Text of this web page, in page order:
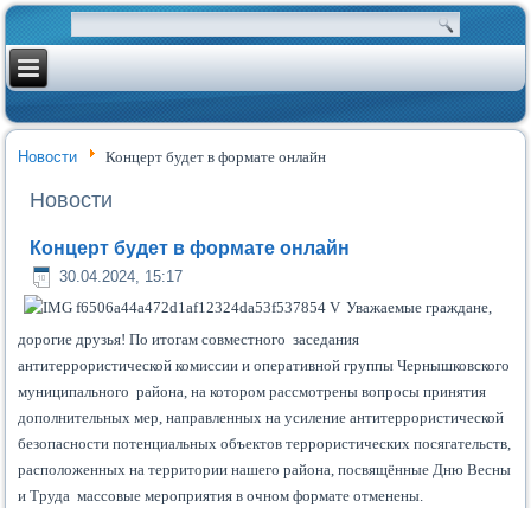
Новости Концерт будет в формате онлайн
Новости
Концерт будет в формате онлайн
30.04.2024, 15:17
Уважаемые граждане,
дорогие друзья! По итогам совместного заседания
антитеррористической комиссии и оперативной группы Чернышковского
муниципального района, на котором рассмотрены вопросы принятия
дополнительных мер, направленных на усиление антитеррористической
безопасности потенциальных объектов террористических посягательств,
расположенных на территории нашего района, посвящённые Дню Весны
и Труда массовые мероприятия в очном формате отменены.